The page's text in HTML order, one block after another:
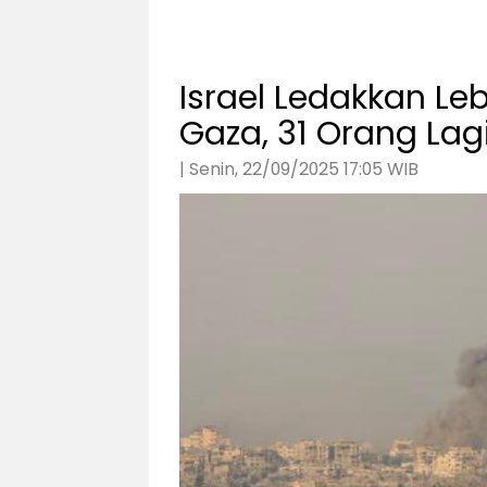
Israel Ledakkan
Gaza, 31 Orang
| Senin, 22/09/2025 17:05 WIB